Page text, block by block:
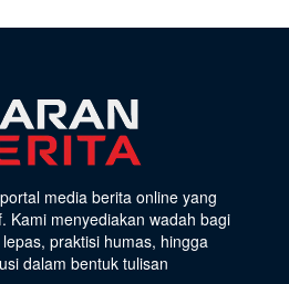
media berita online yang
Kami menyediakan wadah bagi
praktisi humas, hingga
dalam bentuk tulisan